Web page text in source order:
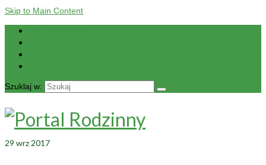
Skip to Main Content
Szuklaj w:
29 wrz 2017